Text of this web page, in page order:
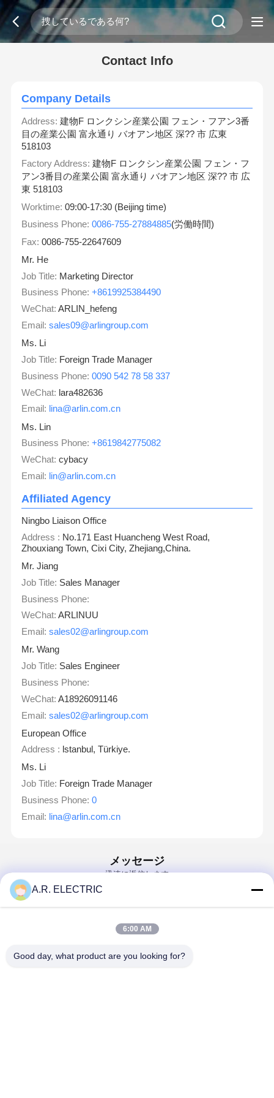
Contact Info
Company Details
Address: 建物F ロンクシン産業公園 フェン・フアン3番
目の産業公園 富永通り バオアン地区 深?? 市 広東
518103
Factory Address: 建物F ロンクシン産業公園 フェン・フ
アン3番目の産業公園 富永通り バオアン地区 深?? 市 広
東 518103
Worktime: 09:00-17:30 (Beijing time)
Business Phone: 0086-755-27884885(労働時間)
Fax: 0086-755-22647609
Mr. He
Job Title: Marketing Director
Business Phone: +8619925384490
WeChat: ARLIN_hefeng
Email: sales09@arlingroup.com
Ms. Li
Job Title: Foreign Trade Manager
Business Phone: 0090 542 78 58 337
WeChat: lara482636
Email: lina@arlin.com.cn
Ms. Lin
Business Phone: +8619842775082
WeChat: cybacy
Email: lin@arlin.com.cn
Affiliated Agency
Ningbo Liaison Office
Address : No.171 East Huancheng West Road,
Zhouxiang Town, Cixi City, Zhejiang,China.
Mr. Jiang
Job Title: Sales Manager
Business Phone:
WeChat: ARLINUU
Email: sales02@arlingroup.com
Mr. Wang
Job Title: Sales Engineer
Business Phone:
WeChat: A18926091146
Email: sales02@arlingroup.com
European Office
Address : lstanbul, Türkiye.
Ms. Li
Job Title: Foreign Trade Manager
Business Phone: 0
Email: lina@arlin.com.cn
メッセージ
迅速に返信します
Email
A.R. ELECTRIC
6:00 AM
Good day, what product are you looking for?